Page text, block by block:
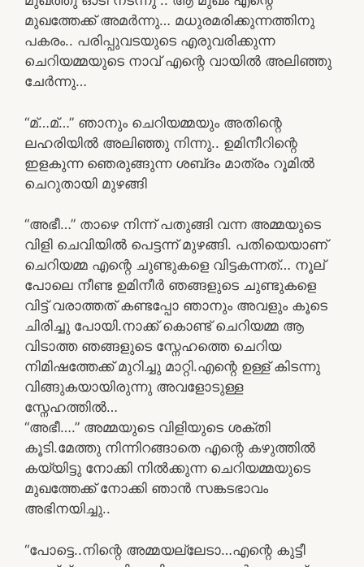
മുഖത്തേക്ക് അമർന്നു… മധുരമരിക്കുന്നത്തിനു
പകരം.. പരിപ്പുവടയുടെ എരുവരിക്കുന്ന
ചെറിയമ്മയുടെ നാവ് എന്റെ വായിൽ അലിഞ്ഞു
ചേർന്നു…
“മ്…മ്…” ഞാനും ചെറിയമ്മയും അതിന്റെ
ലഹരിയിൽ അലിഞ്ഞു നിന്നു.. ഉമിനീറിന്റെ
ഇളകുന്ന ഞെരുങ്ങുന്ന ശബ്‌ദം മാത്രം റൂമിൽ
ചെറുതായി മുഴങ്ങി
“അഭീ…” താഴെ നിന്ന് പതുങ്ങി വന്ന അമ്മയുടെ
വിളി ചെവിയിൽ പെട്ടന്ന് മുഴങ്ങി. പതിയെയാണ്
ചെറിയമ്മ എന്റെ ചുണ്ടുകളെ വിട്ടകന്നത്… നൂല്
പോലെ നീണ്ട ഉമിനീർ ഞങ്ങളുടെ ചുണ്ടുകളെ
വിട്ട് വരാത്തത് കണ്ടപ്പോ ഞാനും അവളും കൂടെ
ചിരിച്ചു പോയി.നാക്ക് കൊണ്ട് ചെറിയമ്മ ആ
വിടാത്ത ഞങ്ങളുടെ സ്നേഹത്തെ ചെറിയ
നിമിഷത്തേക്ക് മുറിച്ചു മാറ്റി.എന്റെ ഉള്ള് കിടന്നു
വിങ്ങുകയായിരുന്നു അവളോടുള്ള
സ്നേഹത്തിൽ…
“അഭീ….” അമ്മയുടെ വിളിയുടെ ശക്തി
കൂടി.മേത്തു നിന്നിറങ്ങാതെ എന്റെ കഴുത്തിൽ
കയ്യിട്ടു നോക്കി നിൽക്കുന്ന ചെറിയമ്മയുടെ
മുഖത്തേക്ക് നോക്കി ഞാൻ സങ്കടഭാവം
അഭിനയിച്ചു..
“പോട്ടെ..നിന്റെ അമ്മയല്ലേടാ…എന്റെ കുട്ടീ